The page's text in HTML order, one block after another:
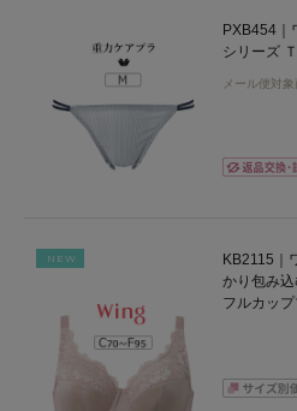
PXB454｜
シリーズ
メール便対象
NEW
KB2115｜
かり包み
フルカップ